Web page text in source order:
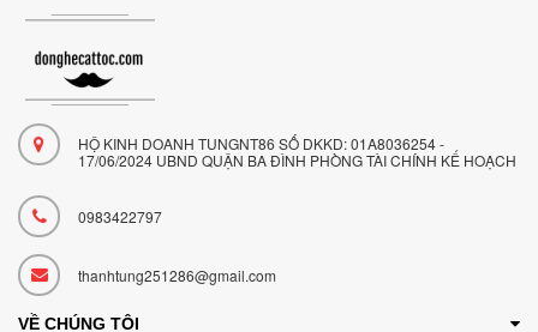
HỘ KINH DOANH TUNGNT86 SỐ DKKD: 01A8036254 -
17/06/2024 UBND QUẬN BA ĐÌNH PHÒNG TÀI CHÍNH KẾ HOẠCH
0983422797
thanhtung251286@gmail.com
VỀ CHÚNG TÔI